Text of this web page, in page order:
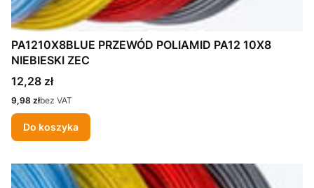
PA1210X8BLUE PRZEWÓD POLIAMID PA12 10X8
NIEBIESKI ZEC
Cena
12,28 zł
Cena
9,98 złbez VAT
Do koszyka